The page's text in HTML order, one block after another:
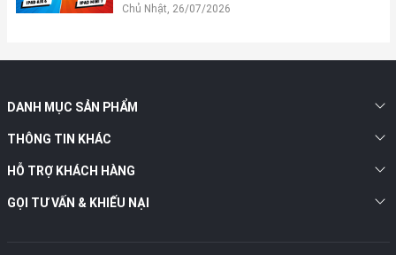
3.2. Tính năng Double Tap:
9 đó là tính năng Double Tap giúp người dùng tương tác với đồng
chạm hai lần ngón trỏ và ngón cái lại với nhau để nhận cuộc gọi
hoặc duyệt thông báo.
Chủ Nhật, 26/07/2026
DANH MỤC SẢN PHẨM
THÔNG TIN KHÁC
HỖ TRỢ KHÁCH HÀNG
GỌI TƯ VẤN & KHIẾU NẠI